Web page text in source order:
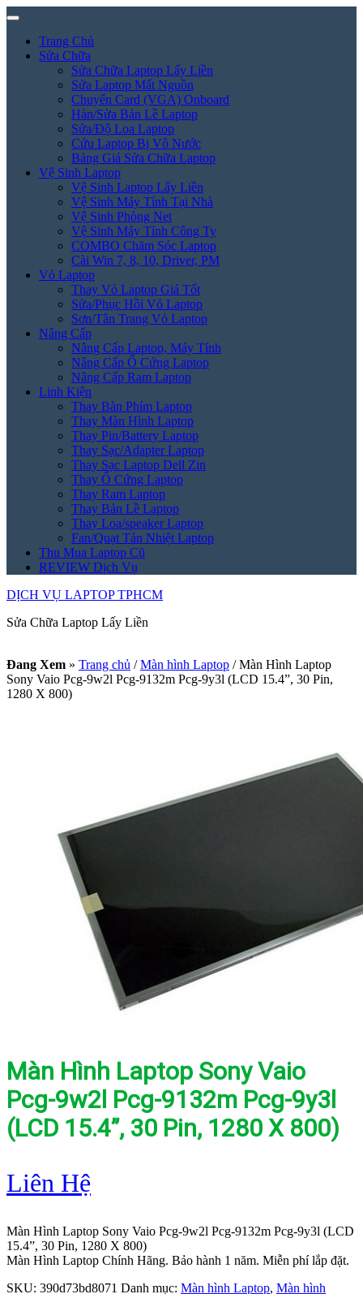
Trang Chủ
Sửa Chữa
Sửa Chữa Laptop Lấy Liền
Sửa Laptop Mất Nguồn
Chuyển Card (VGA) Onboard
Hàn/Sửa Bản Lề Laptop
Sửa/Độ Loa Laptop
Cứu Laptop Bị Vô Nước
Bảng Giá Sửa Chữa Laptop
Vệ Sinh Laptop
Vệ Sinh Laptop Lấy Liền
Vệ Sinh Máy Tính Tại Nhà
Vệ Sinh Phòng Net
Vệ Sinh Máy Tính Công Ty
COMBO Chăm Sóc Laptop
Cài Win 7, 8, 10, Driver, PM
Vỏ Laptop
Thay Vỏ Laptop Giá Tốt
Sửa/Phục Hồi Vỏ Laptop
Sơn/Tân Trang Vỏ Laptop
Nâng Cấp
Nâng Cấp Laptop, Máy Tính
Nâng Cấp Ổ Cứng Laptop
Nâng Cấp Ram Laptop
Linh Kiện
Thay Bàn Phím Laptop
Thay Màn Hình Laptop
Thay Pin/Battery Laptop
Thay Sạc/Adapter Laptop
Thay Sạc Laptop Dell Zin
Thay Ổ Cứng Laptop
Thay Ram Laptop
Thay Bản Lề Laptop
Thay Loa/speaker Laptop
Fan/Quạt Tản Nhiệt Laptop
Thu Mua Laptop Cũ
REVIEW Dịch Vụ
DỊCH VỤ LAPTOP TPHCM
Sửa Chữa Laptop Lấy Liền
Đang Xem » Trang chủ / Màn hình Laptop /Màn Hình Laptop
Sony Vaio Pcg-9w2l Pcg-9132m Pcg-9y3l (LCD 15.4”, 30 Pin,
1280 X 800)
Màn Hình Laptop Sony Vaio
Pcg-9w2l Pcg-9132m Pcg-9y3l
(LCD 15.4”, 30 Pin, 1280 X 800)
Liên Hệ
Màn Hình Laptop Sony Vaio Pcg-9w2l Pcg-9132m Pcg-9y3l (LCD
15.4”, 30 Pin, 1280 X 800)
Màn Hình Laptop Chính Hãng. Bảo hành 1 năm. Miễn phí lắp đặt.
SKU: 390d73bd8071 Danh mục: Màn hình Laptop, Màn hình